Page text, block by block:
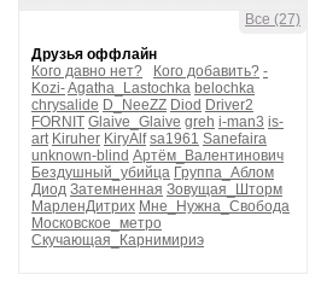
Все (27)
Друзья оффлайн
Кого давно нет?
Кого добавить? -
Kozi-Agatha_Lastochka belochka
chrysalide D_NeeZZ Diod Driver2
FORNIT Glaive_Glaive greh i-man3 is-
art Kiruher KiryAlf sa1961 Sanefaira
unknown-blind Артём_Валентинович
Бездушный_убийца Группа_Аблом
Диод Затемненная Зовущая_Шторм
МарленДитрих Мне_Нужна_Свобода
Московское_метро
Скучающая_Карнимириэ